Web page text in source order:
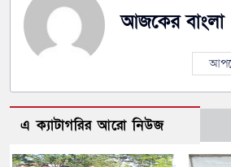
আজকের বাংলা
এ ক্যাটাগরির আরো নিউজ